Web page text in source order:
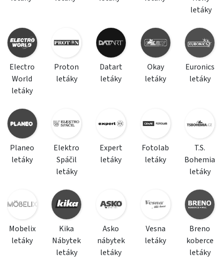
letáky
Electro
World
letáky
Proton
letáky
Datart
letáky
Okay
letáky
Euronics
letáky
Planeo
letáky
Elektro
Spáčil
letáky
Expert
letáky
Fotolab
letáky
T.S.
Bohemia
letáky
Mobelix
letáky
Kika
Nábytek
letáky
Asko
nábytek
letáky
Vesna
letáky
Breno
koberce
letáky